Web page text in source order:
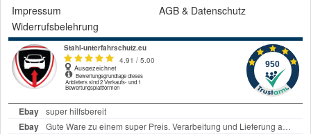
Impressum
AGB & Datenschutz
Widerrufsbelehrung